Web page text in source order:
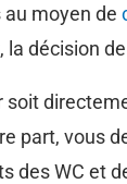
moyen de
décision
part,
des WC et